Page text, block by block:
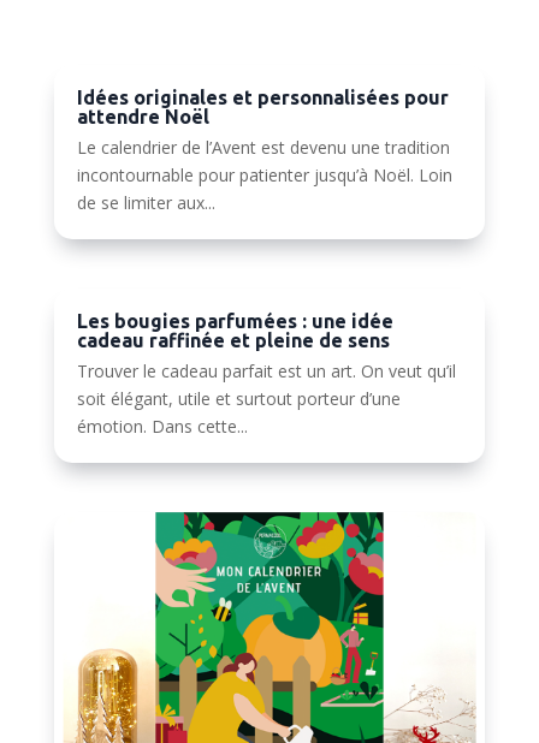
Idées originales et personnalisées pour
attendre Noël
Le calendrier de l’Avent est devenu une tradition
incontournable pour patienter jusqu’à Noël. Loin
de se limiter aux...
Les bougies parfumées : une idée
cadeau raffinée et pleine de sens
Trouver le cadeau parfait est un art. On veut qu’il
soit élégant, utile et surtout porteur d’une
émotion. Dans cette...